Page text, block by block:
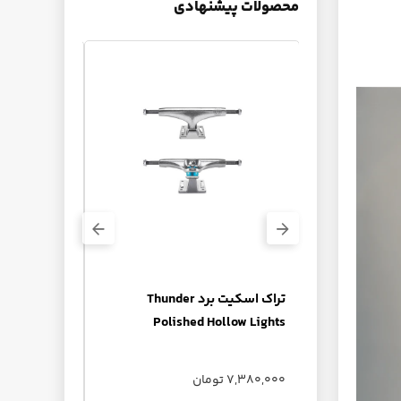
محصولات پیشنهادی
+ گریپ‌تیپ
تراک اسکیت برد Thunder
Polished Hollow Lights
7,380,000 تومان